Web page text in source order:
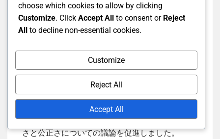
歴史的な論争
要な試合で大きな論争を引き起こしてきました。
注目すべき事件の一つは、1983年のクリケットワ
ールドカップでイングランドのマイク・ギャッテ
ィングがインドとの重要な試合でLBWでアウトに
なり、審判の決定について激しい議論が巻き起こ
ったことです。このような瞬間は、ルールの明確
さと公正さについての議論を促進しました。
choose which cookies to allow by clicking
Customize. Click Accept All to consent or Reject
All to decline non-essential cookies.
Customize
Reject All
Accept All